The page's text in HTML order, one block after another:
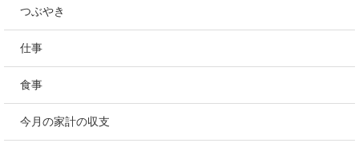
つぶやき
仕事
食事
今月の家計の収支